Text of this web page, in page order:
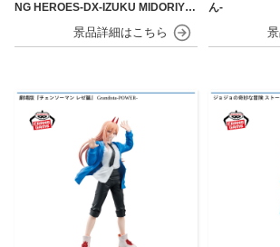
NG HEROES-DX-IZUKU MIDORIYA
OVERLAY Ⅱ
ん-